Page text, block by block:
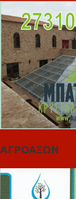
ΑΓΡΟΑΞΩΝ